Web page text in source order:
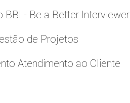
- Be a Better Interviewer
de Projetos
Atendimento ao Cliente